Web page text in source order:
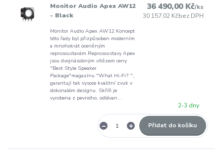
Monitor Audio Apex AW12
- Black
Monitor Audio Apex AW12 Koncept
této řady byl přizpůsoben moderním
a mnohokrát oceněným
reprosoustavám.Reprosoustavy Apex
jsou dvojnásobným vítězem ceny
"Best Style Speaker
Package"magazínu "What Hi-Fi? ",
garantují tak vysoce kvalitní zvuk v
dokonalém designu. Skříň je
vyrobena z pevného, odlévan...
36 490,00 Kč/ks
30 157,02 Kčbez DPH
2-3 dny
Přidat do košíku